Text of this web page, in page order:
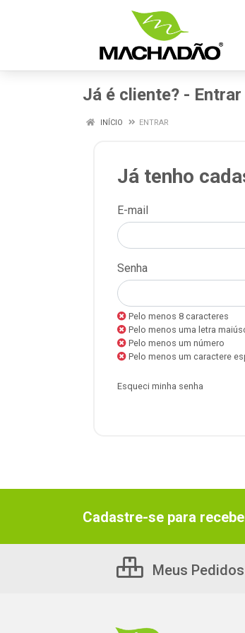
Já é cliente? - Entrar
INÍCIO ENTRAR
Já tenho
E-mail
Senha
Pelo menos 8 caracteres
Pelo menos uma letra
Pelo menos um número
Pelo menos um caractere
Esqueci minha senha
Cadastre-se para
Meus Pedidos